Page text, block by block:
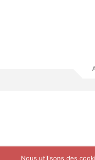
Nous utilisons des